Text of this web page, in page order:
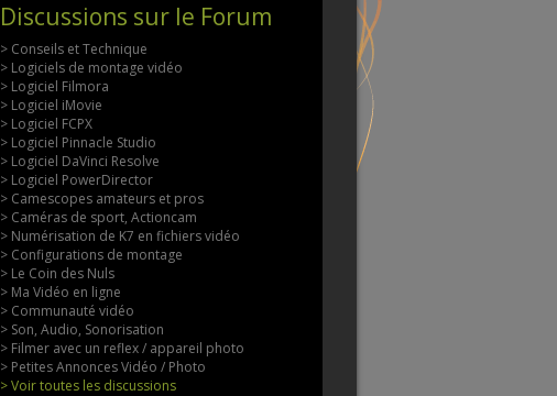
Discussions sur le Forum
> Conseils et Technique
> Logiciels de montage vidéo
> Logiciel Filmora
> Logiciel iMovie
> Logiciel FCPX
> Logiciel Pinnacle Studio
> Logiciel DaVinci Resolve
> Logiciel PowerDirector
> Camescopes amateurs et pros
> Caméras de sport, Actioncam
> Numérisation de K7 en fichiers vidéo
> Configurations de montage
> Le Coin des Nuls
> Ma Vidéo en ligne
> Communauté vidéo
> Son, Audio, Sonorisation
> Filmer avec un reflex / appareil photo
> Petites Annonces Vidéo / Photo
> Voir toutes les discussions